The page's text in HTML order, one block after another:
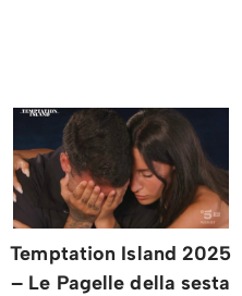
Temptation Island 2025
– Le Pagelle della sesta